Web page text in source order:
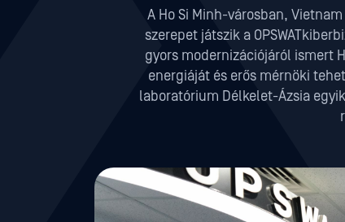
A Ho Si Minh-városban,
szerepet játszik a
gyors modernizációjáról ismert
energiáját és erős mérnöki
laboratórium Délkelet-Ázsia